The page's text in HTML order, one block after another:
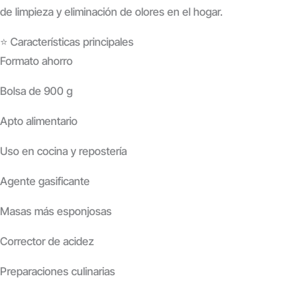
de limpieza y eliminación de olores en el hogar.
⭐ Características principales
Formato ahorro
Bolsa de 900 g
Apto alimentario
Uso en cocina y repostería
Agente gasificante
Masas más esponjosas
Corrector de acidez
Preparaciones culinarias